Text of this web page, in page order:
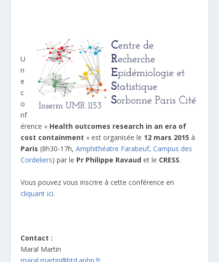
U
n
e
c
o
nf
érence « Health outcomes research in an era of
cost containment » est organisée le 12 mars 2015 à
Paris (8h30-17h,Amphithéatre Farabeuf, Campus des
Cordeliers) par le Pr Philippe Ravaud et le CRESS.
Vous pouvez vous inscrire à cette conférence en
cliquant ici.
Contact :
Maral Martin
maral.martin@htd.aphp.fr